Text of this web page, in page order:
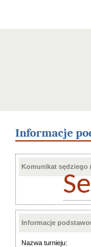
Informacje
Komunikat sędziego
Informacje
Nazwa turnieju: